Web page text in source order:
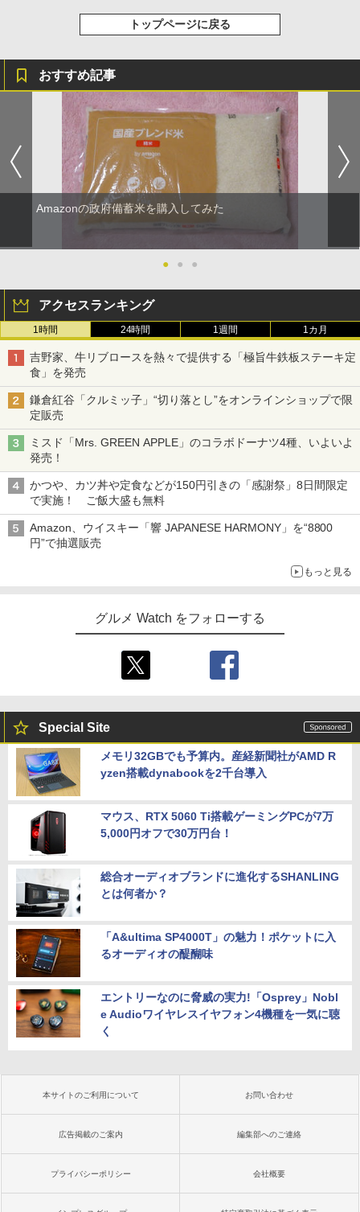
トップページに戻る
おすすめ記事
Amazonの政府備蓄米を購入してみた
● ● ●
アクセスランキング
1時間 24時間 1週間 1カ月
吉野家、牛リブロースを熱々で提供する「極旨牛鉄板ステーキ定
食」を発売
鎌倉紅谷「クルミッ子」“切り落とし”をオンラインショップで限
定販売
ミスド「Mrs. GREEN APPLE」のコラボドーナツ4種、いよいよ
発売！
かつや、カツ丼や定食などが150円引きの「感謝祭」8日間限定
で実施！ ご飯大盛も無料
Amazon、ウイスキー「響 JAPANESE HARMONY」を“8800
円”で抽選販売
もっと見る
グルメ Watch をフォローする
Special Site
メモリ32GBでも予算内。産経新聞社がAMD R
yzen搭載dynabookを2千台導入
マウス、RTX 5060 Ti搭載ゲーミングPCが7万
5,000円オフで30万円台！
総合オーディオブランドに進化するSHANLING
とは何者か？
「A&ultima SP4000T」の魅力！ポケットに入
るオーディオの醍醐味
エントリーなのに脅威の実力!「Osprey」Nobl
e Audioワイヤレスイヤフォン4機種を一気に聴
く
本サイトのご利用について お問い合わせ
広告掲載のご案内 編集部へのご連絡
プライバシーポリシー 会社概要